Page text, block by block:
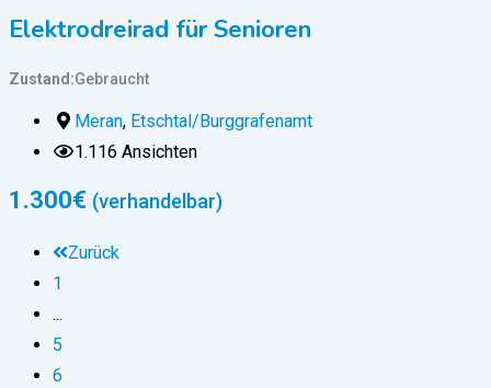
Elektrodreirad für Senioren
Zustand Gebraucht
Meran, Etschtal/Burggrafenamt
1.116 Ansichten
1.300€ (verhandelbar)
Zurück
1
...
5
6